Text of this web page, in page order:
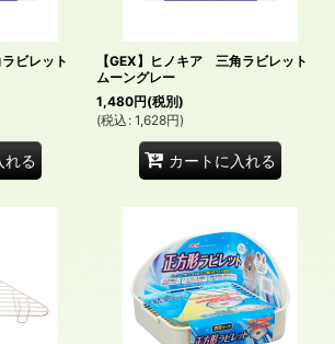
絞り込む
ラビレット
れる
【GEX】ヒノキア 三角ラビレット
ムーングレー
1,480円(税別)
(税込 : 1,628円)
カートに入れる